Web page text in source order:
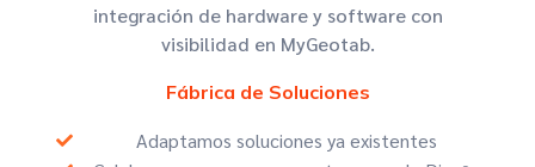
integración de hardware y software con
visibilidad en MyGeotab.
Fábrica de Soluciones
Adaptamos soluciones ya existentes